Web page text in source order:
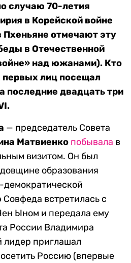
случаю 70-летия
в Корейской войне
Пхеньяне отмечают эту
в Отечественной
над южанами). Кто
первых лиц посещал
последние двадцать три
— председатель Совета
Матвиенко побывала в
визитом. Он был
образования
встретилась с
Ыном и передала ему
России Владимира
лидер приглашал
Россию (впервые